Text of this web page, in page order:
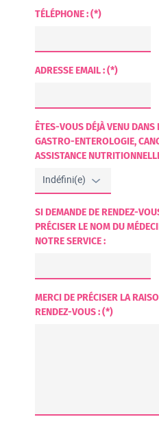
TÉLÉPHONE : (*)
ADRESSE EMAIL : (*)
ÊTES-VOUS DÉJÀ VENU DANS
GASTRO-ENTEROLOGIE,
ASSISTANCE
SI DEMANDE DE RENDEZ-
PRÉCISER LE NOM DU
NOTRE SERVICE :
MERCI DE PRÉCISER LA
RENDEZ-VOUS : (*)